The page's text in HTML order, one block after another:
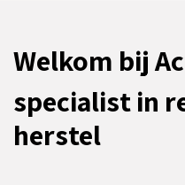
Welkom bij
specialist in
herstel